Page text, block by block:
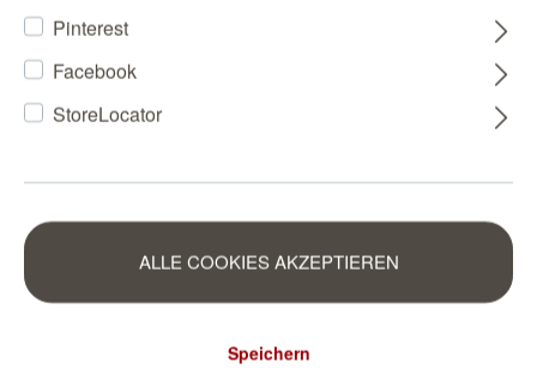
Pinterest
Facebook
StoreLocator
ALLE COOKIES AKZEPTIEREN
Speichern